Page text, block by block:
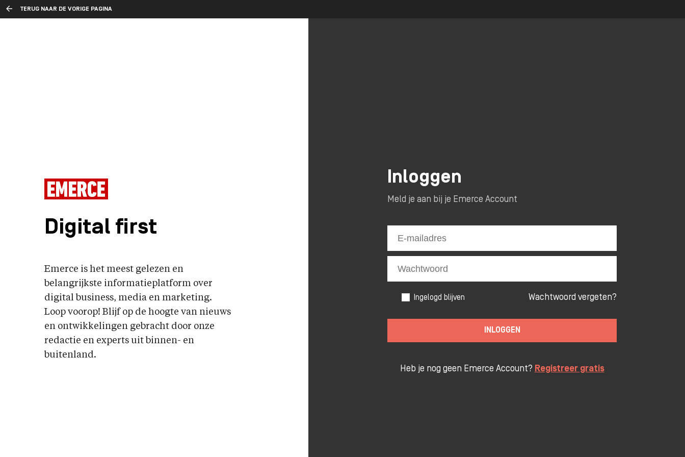
TERUG NAAR DE VORIGE PAGINA
Digital first
Emerce is het meest gelezen en
belangrijkste informatieplatform over
digital business, media en marketing.
Loop voorop! Blijf op de hoogte van nieuws
en ontwikkelingen gebracht door onze
redactie en experts uit binnen- en
buitenland.
Inloggen
Meld je aan bij je Emerce Account
Ingelogd blijven Wachtwoord vergeten?
INLOGGEN
Heb je nog geen Emerce Account? Registreer gratis